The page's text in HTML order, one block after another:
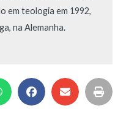
em teologia em 1992,
na Alemanha.